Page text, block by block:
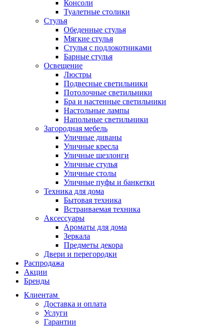
Консоли
Туалетные столики
Стулья
Обеденные стулья
Мягкие стулья
Стулья с подлокотниками
Барные стулья
Освещение
Люстры
Подвесные светильники
Потолочные светильники
Бра и настенные светильники
Настольные лампы
Напольные светильники
Загородная мебель
Уличные диваны
Уличные кресла
Уличные шезлонги
Уличные стулья
Уличные столы
Уличные пуфы и банкетки
Техника для дома
Бытовая техника
Встраиваемая техника
Аксессуары
Ароматы для дома
Зеркала
Предметы декора
Двери и перегородки
Распродажа
Акции
Бренды
Клиентам
Доставка и оплата
Услуги
Гарантии